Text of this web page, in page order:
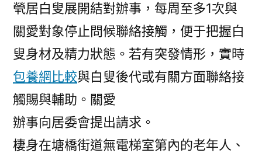
煢居白叟展開結對辦事，每周至多1次與
關愛對象停止問候聯絡接觸，便于把握白
叟身材及精力狀態。若有突發情形，實時
包養網比較與白叟後代或有關方面聯絡接
觸賜與輔助。關愛
辦事向居委會提出請求。
棲身在塘橋街道無電梯室第內的老年人、